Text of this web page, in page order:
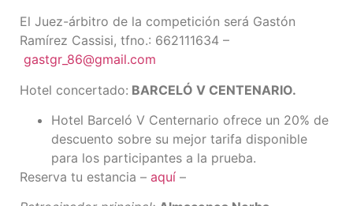
El Juez-árbitro de la competición será Gastón
Ramírez Cassisi, tfno.: 662111634 –
gastgr_86@gmail.com
Hotel concertado: BARCELÓ V CENTENARIO.
Hotel Barceló V Centernario ofrece un 20% de
descuento sobre su mejor tarifa disponible
para los participantes a la prueba.
Reserva tu estancia – aquí –